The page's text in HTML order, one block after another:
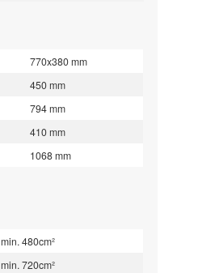
770x380 mm
450 mm
794 mm
410 mm
1068 mm
min. 480cm²
min. 720cm²